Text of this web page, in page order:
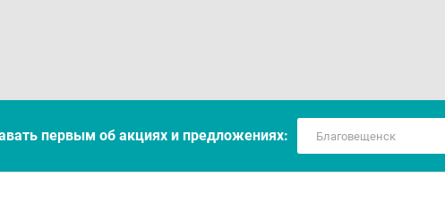
первым об акцияx и предложениях: